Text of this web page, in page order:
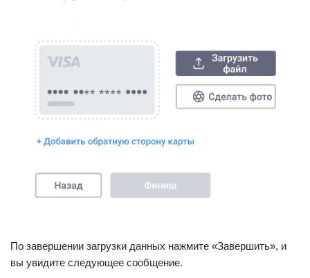
По завершении загрузки данных нажмите «Завершить», и
вы увидите следующее сообщение.